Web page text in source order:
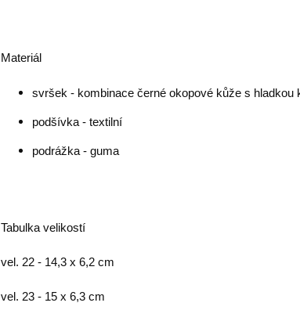
Materiál
svršek - kombinace černé okopové kůže s hladkou
podšívka - textilní
podrážka - guma
Tabulka velikostí
vel. 22 - 14,3 x 6,2 cm
vel. 23 - 15 x 6,3 cm